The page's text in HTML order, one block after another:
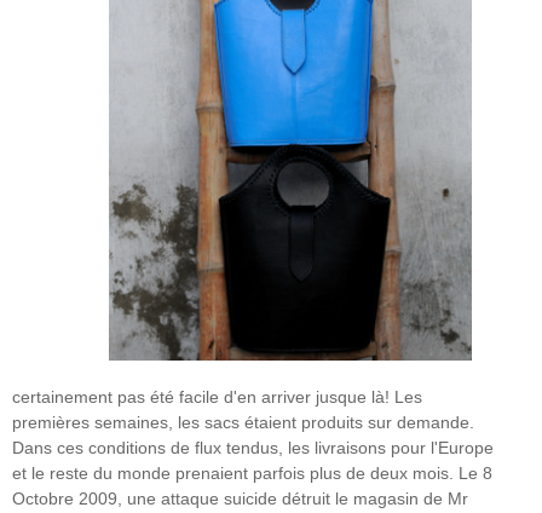
certainement pas été facile d'en arriver jusque là! Les
premières semaines, les sacs étaient produits sur demande.
Dans ces conditions de flux tendus, les livraisons pour l'Europe
et le reste du monde prenaient parfois plus de deux mois. Le 8
Octobre 2009, une attaque suicide détruit le magasin de Mr